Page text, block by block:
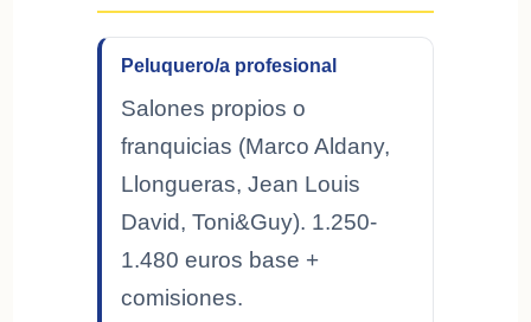
Peluquero/a profesional
Salones propios o
franquicias (Marco Aldany,
Llongueras, Jean Louis
David, Toni&Guy). 1.250-
1.480 euros base +
comisiones.